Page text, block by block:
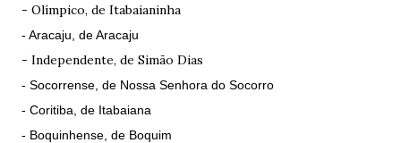
- Olímpico, de Itabaianinha
- Aracaju, de Aracaju
- Independente, de Simão Dias
- Socorrense, de Nossa Senhora do Socorro
- Coritiba, de Itabaiana
- Boquinhense, de Boquim